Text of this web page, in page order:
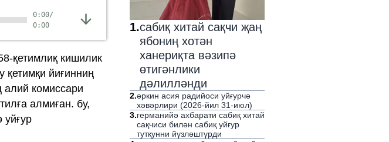
0:00/
0:00
қетимлиқ кишилик
қетимқи йиғинниң
алий комиссари
алмиған. бу,
уйғур
1.сабиқ хитай сақчи җаң
ябониң хотән
ханериқта вәзипә
өтигәнлики
дәлилләнди
2.әркин асия радийоси уйғурчә
хәвәрлири (2026-йил 31-июл)
3.германийә ахбарати сабиқ хитай
сақчиси билән сабиқ уйғур
тутқунни йүзләштүрди